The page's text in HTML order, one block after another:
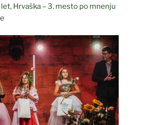
let, Hrvaška – 3. mesto po mnenju